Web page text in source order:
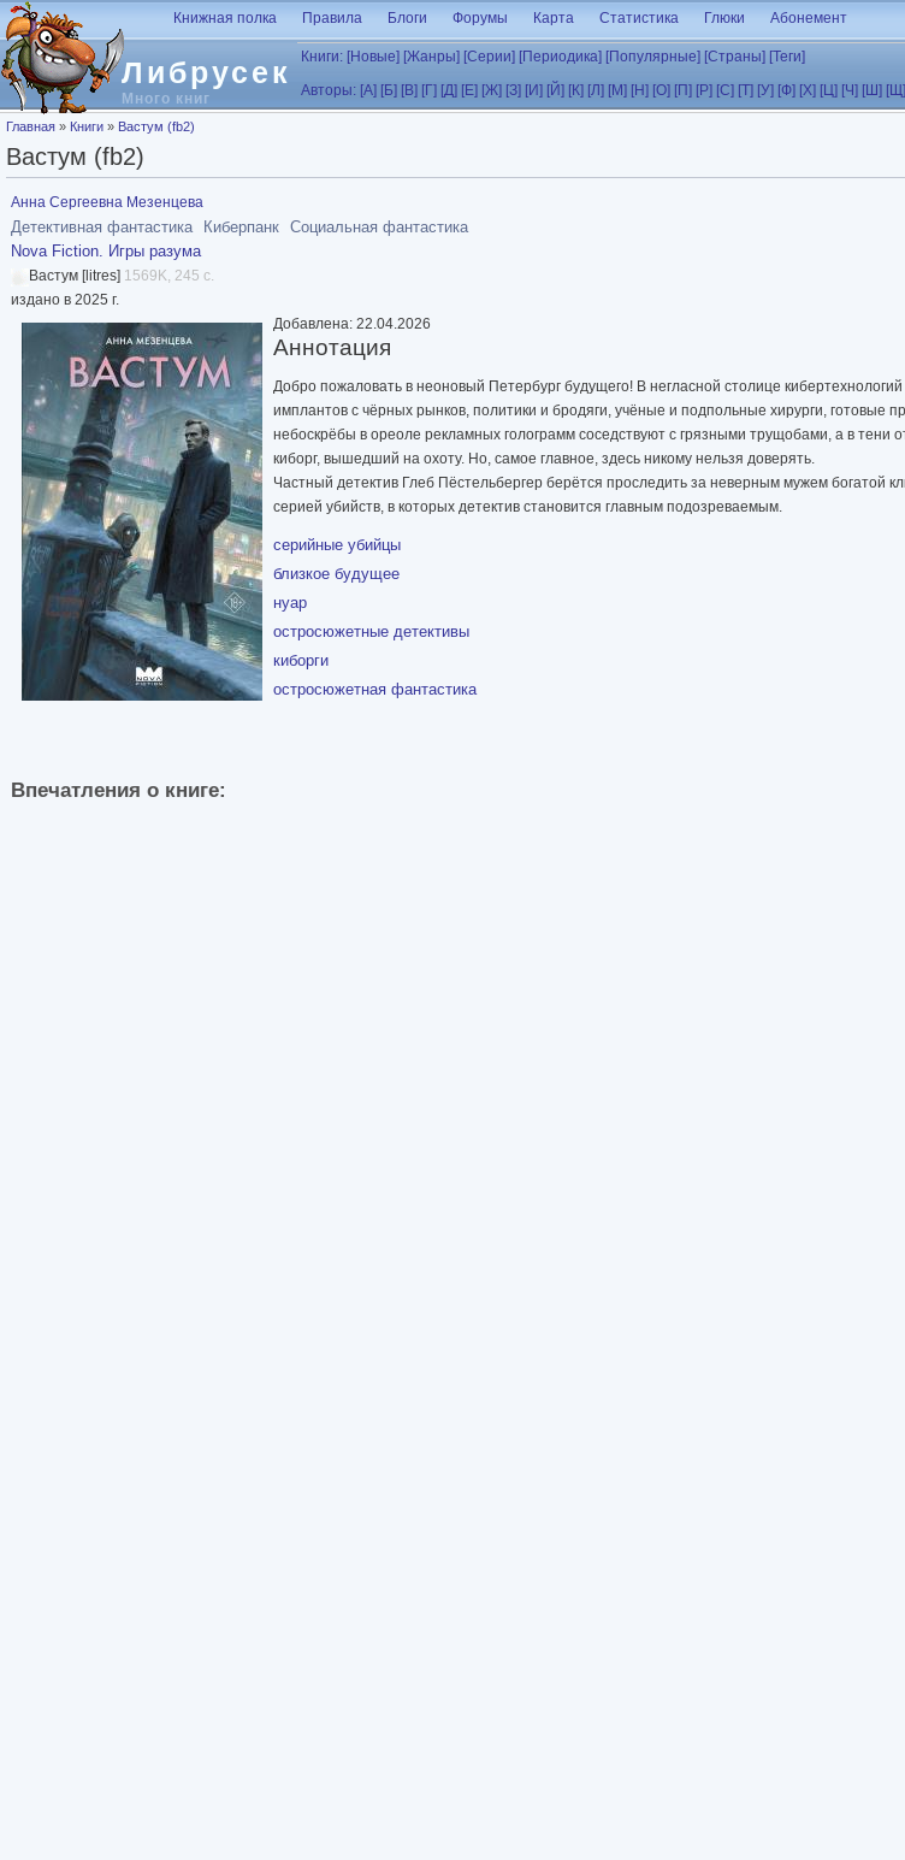
Перейти к основному содержанию
Либрусек
Много книг
Книжная полка Правила Блоги Форумы Карта Статистика Глюки Абонемент
Книги: [Новые] [Жанры] [Серии] [Периодика] [Популярные] [Страны] [Теги]
Авторы: [А] [Б] [В] [Г] [Д] [Е] [Ж] [З] [И] [Й] [К] [Л] [М] [Н] [О] [П] [Р] [С] [Т] [У] [Ф] [Х] [Ц] [Ч] [Ш] [Щ]
Вы здесь
Главная » Книги » Вастум (fb2)
Вастум (fb2)
Анна Сергеевна Мезенцева
Детективная фантастика Киберпанк Социальная фантастика
Nova Fiction. Игры разума
Вастум [litres] 1569K, 245 с.
издано в 2025 г.
Добавлена: 22.04.2026
Аннотация
Добро пожаловать в неоновый Петербург будущего! В негласной столице
имплантов с чёрных рынков, политики и бродяги, учёные и подпольные хирурги, готовые
небоскрёбы в ореоле рекламных голограмм соседствуют с грязными трущобами, а в тени
киборг, вышедший на охоту. Но, самое главное, здесь никому нельзя доверять.
Частный детектив Глеб Пёстельбергер берётся проследить за неверным мужем богатой
серией убийств, в которых детектив становится главным подозреваемым.
серийные убийцы
близкое будущее
нуар
остросюжетные детективы
киборги
остросюжетная фантастика
Впечатления о книге: